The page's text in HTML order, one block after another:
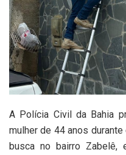
A Polícia Civil da Bahia
mulher de 44 anos
busca no bairro Zabelê,